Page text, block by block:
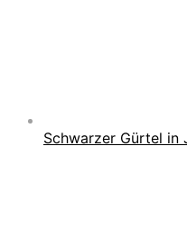
Schwarzer Gürtel in